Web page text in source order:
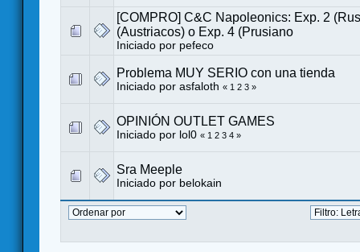
[COMPRO] C&C Napoleonics: Exp. 2
(Austriacos) o Exp. 4 (Prusiano
Iniciado por pefeco
Problema MUY SERIO con una tienda
Iniciado por asfaloth « 1 2 3 »
OPINIÓN OUTLET GAMES
Iniciado por lol0 « 1 2 3 4 »
Sra Meeple
Iniciado por belokain